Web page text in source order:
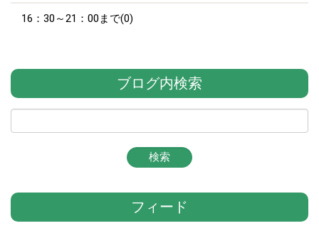
16：30～21：00まで(0)
ブログ内検索
フィード